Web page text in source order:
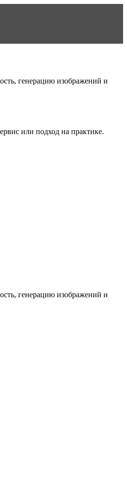
генерацию изображений и
или подход на практике.
генерацию изображений и